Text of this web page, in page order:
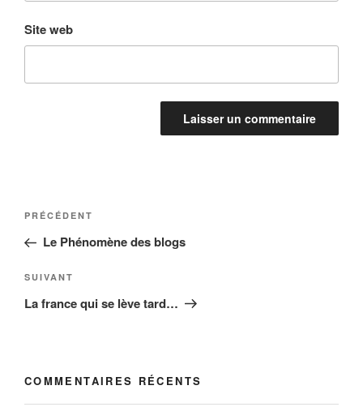
Site web
Navigation
l’article
Article
précédent
PRÉCÉDENT
Le Phénomène des blogs
Article
suivant
SUIVANT
La france qui se lève tard…
COMMENTAIRES RÉCENTS